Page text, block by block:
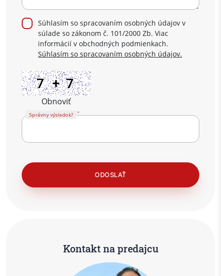
Súhlasím so spracovaním osobných údajov v
súlade so zákonom č. 101/2000 Zb. Viac
informácií v obchodných podmienkach.
Súhlasím so spracovaním osobných údajov.
Obnoviť
Správny výsledok?
Kontakt na predajcu